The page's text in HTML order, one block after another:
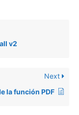
v2
Next
la función PDF